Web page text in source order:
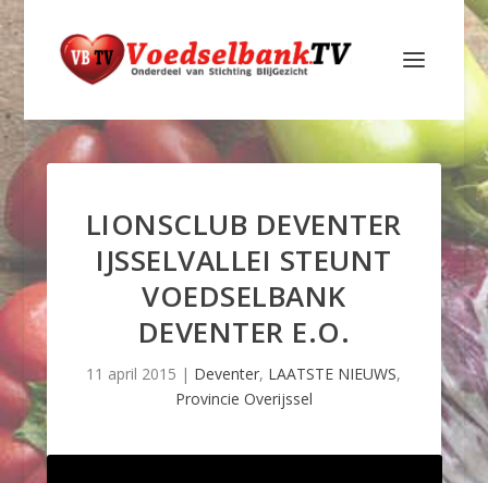
LIONSCLUB DEVENTER
IJSSELVALLEI STEUNT
VOEDSELBANK
DEVENTER E.O.
11 april 2015 | Deventer, LAATSTE NIEUWS,
Provincie Overijssel